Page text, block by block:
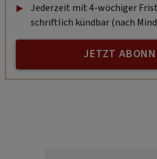
Jederzeit mit 4-wöchiger
schriftlich kündbar (nach
JETZT